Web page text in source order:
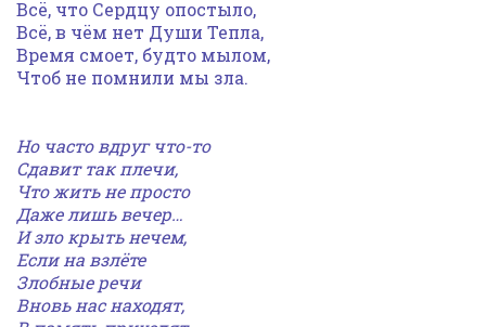
Всё, что Сердцу опостыло,
Всё, в чём нет Души Тепла,
Время смоет, будто мылом,
Чтоб не помнили мы зла.
Но часто вдруг что-то
Сдавит так плечи,
Что жить не просто
Даже лишь вечер…
И зло крыть нечем,
Если на взлёте
Злобные речи
Вновь нас находят,